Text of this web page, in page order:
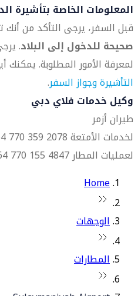
المعلومات الخاصة بتأشيرة
قبل السفر، يرجى التأكد من أنك
صحيحة للدخول إلى البلاد.
لمعرفة الأمور المطلوبة.
التأشيرة وجواز السفر.
وكيل خدمات فلاي دبي
طيران أزمر
لخدمات الأمتعة 2078 359 770 964+
لعمليات المطار 4847 155 770 964+
Home
الوجهات
المطارات